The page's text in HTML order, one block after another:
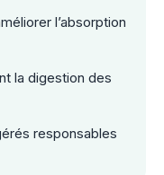
l’absorption
la digestion des
responsables